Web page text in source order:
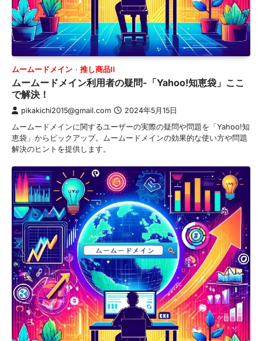
ムームードメイン 推し商品II
ムームードメイン利用者の疑問-「Yahoo!知恵袋」ここ
で解決！
pikakichi2015@gmail.com 2024年5月15日
ムームードメインに関するユーザーの実際の疑問や問題を「Yahoo!知
恵袋」からピックアップ。ムームードメインの効果的な使い方や問題
解決のヒントを提供します。